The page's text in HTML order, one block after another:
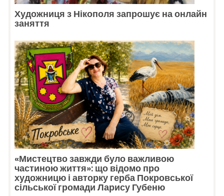
Художниця з Нікополя запрошує на онлайн
заняття
«Мистецтво завжди було важливою
частиною життя»: що відомо про
художницю і авторку герба Покровської
сільської громади Ларису Губеню